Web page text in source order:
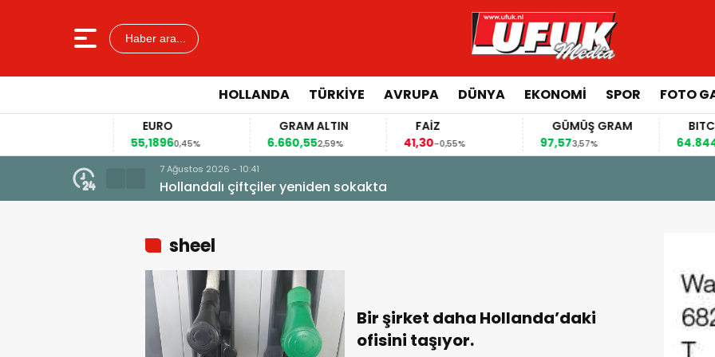
Haber ara...
HOLLANDA TÜRKIYE AVRUPA DÜNYA EKONOMI SPOR FOTO
EURO
55,18960,45%
GRAM ALTIN
6.660,552,59%
41,30-0,55%
GÜMÜŞ GRAM
97,573,57%
BITCOIN
64.844,00
7 Ağustos 2026 - 10:41
Hollandalı çiftçiler yeniden sokakta
sheel
Bir şirket daha Hollanda’daki
ofisini taşıyor.